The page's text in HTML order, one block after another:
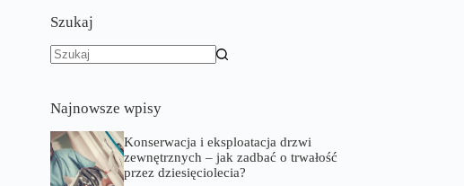
Szukaj
Najnowsze wpisy
Konserwacja i eksploatacja drzwi
zewnętrznych – jak zadbać o trwałość
przez dziesięciolecia?